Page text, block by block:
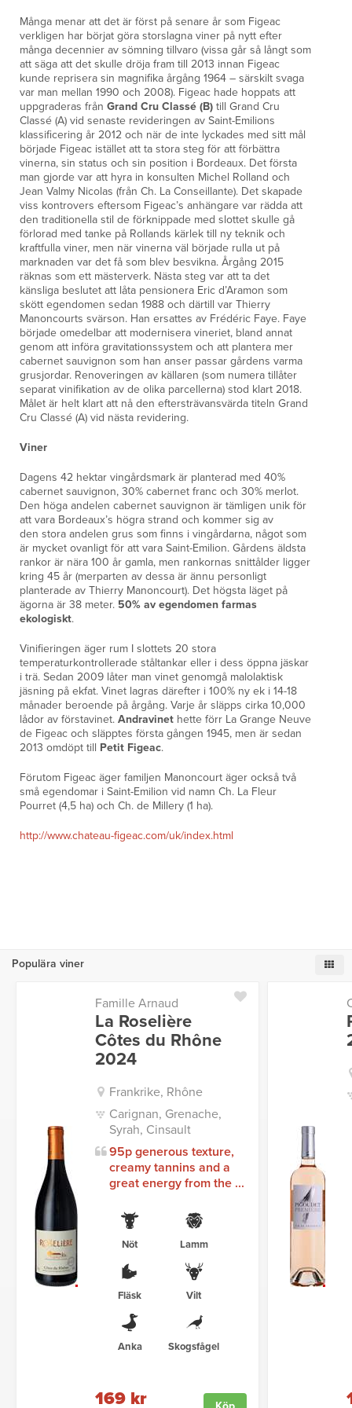
Många menar att det är först på senare år som Figeac
verkligen har börjat göra storslagna viner på nytt efter
många decennier av sömning tillvaro (vissa går så långt som
att säga att det skulle dröja fram till 2013 innan Figeac
kunde reprisera sin magnifika årgång 1964 – särskilt svaga
var man mellan 1990 och 2008). Figeac hade hoppats att
uppgraderas från Grand Cru Classé (B) till Grand Cru
Classé (A) vid senaste revideringen av Saint-Emilions
klassificering år 2012 och när de inte lyckades med sitt mål
började Figeac istället att ta stora steg för att förbättra
vinerna, sin status och sin position i Bordeaux. Det första
man gjorde var att hyra in konsulten Michel Rolland och
Jean Valmy Nicolas (från Ch. La Conseillante). Det skapade
viss kontrovers eftersom Figeac’s anhängare var rädda att
den traditionella stil de förknippade med slottet skulle gå
förlorad med tanke på Rollands kärlek till ny teknik och
kraftfulla viner, men när vinerna väl började rulla ut på
marknaden var det få som blev besvikna. Årgång 2015
räknas som ett mästerverk. Nästa steg var att ta det
känsliga beslutet att låta pensionera Eric d’Aramon som
skött egendomen sedan 1988 och därtill var Thierry
Manoncourts svärson. Han ersattes av Frédéric Faye. Faye
började omedelbar att modernisera vineriet, bland annat
genom att införa gravitationssystem och att plantera mer
cabernet sauvignon som han anser passar gårdens varma
grusjordar. Renoveringen av källaren (som numera tillåter
separat vinifikation av de olika parcellerna) stod klart 2018.
Målet är helt klart att nå den eftersträvansvärda titeln Grand
Cru Classé (A) vid nästa revidering.
Viner
Dagens 42 hektar vingårdsmark är planterad med 40%
cabernet sauvignon, 30% cabernet franc och 30% merlot.
Den höga andelen cabernet sauvignon är tämligen unik för
att vara Bordeaux’s högra strand och kommer sig av
den stora andelen grus som finns i vingårdarna, något som
är mycket ovanligt för att vara Saint-Emilion. Gårdens äldsta
rankor är nära 100 år gamla, men rankornas snittålder ligger
kring 45 år (merparten av dessa är ännu personligt
planterade av Thierry Manoncourt). Det högsta läget på
ägorna är 38 meter. 50% av egendomen farmas
ekologiskt.
Vinifieringen äger rum I slottets 20 stora
temperaturkontrollerade ståltankar eller i dess öppna jäskar
i trä. Sedan 2009 låter man vinet genomgå malolaktisk
jäsning på ekfat. Vinet lagras därefter i 100% ny ek i 14-18
månader beroende på årgång. Varje år släpps cirka 10,000
lådor av förstavinet. Andravinet hette förr La Grange Neuve
de Figeac och släpptes första gången 1945, men är sedan
2013 omdöpt till Petit Figeac.
Förutom Figeac äger familjen Manoncourt äger också två
små egendomar i Saint-Emilion vid namn Ch. La Fleur
Pourret (4,5 ha) och Ch. de Millery (1 ha).
http://www.chateau-figeac.com/uk/index.html
Populära viner
Famille Arnaud
La Roselière
Côtes du Rhône
2024
Frankrike, Rhône
Carignan, Grenache,
Syrah, Cinsault
95p generous texture,
creamy tannins and a
great energy from the ...
Nöt Lamm
Fläsk Vilt
Anka Skogsfågel
169 kr